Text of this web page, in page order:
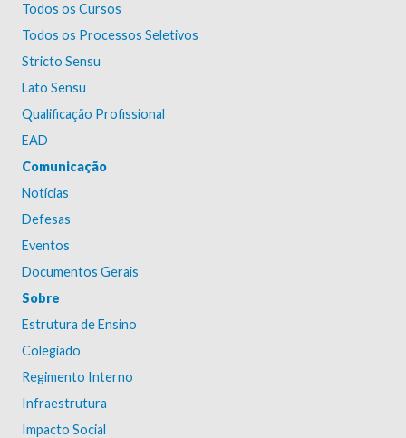
Todos os Cursos
Todos os Processos Seletivos
Stricto Sensu
Lato Sensu
Qualificação Profissional
EAD
Comunicação
Notícias
Defesas
Eventos
Documentos Gerais
Sobre
Estrutura de Ensino
Colegiado
Regimento Interno
Infraestrutura
Impacto Social